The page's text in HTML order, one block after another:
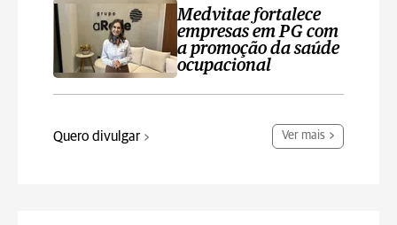
Medvitae fortalece
empresas em PG com
a promoção da saúde
ocupacional
Quero divulgar Ver mais